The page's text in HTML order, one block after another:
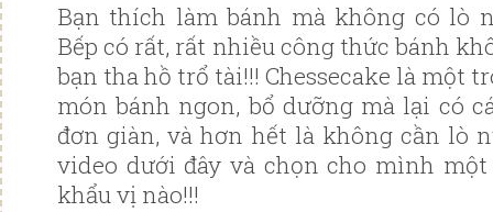
Bạn thích làm bánh mà không có lò
Bếp có rất, rất nhiều công thức bánh
bạn tha hồ trổ tài!!! Chessecake là một
món bánh ngon, bổ dưỡng mà lại có
đơn giàn, và hơn hết là không cần lò
video dưới đây và chọn cho mình một
khẩu vị nào!!!